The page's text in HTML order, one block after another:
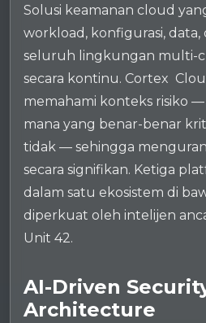
Solusi keamanan cloud
workload, konfigurasi, data,
seluruh lingkungan multi-
secara kontinu. Cortex
memahami konteks risiko
mana yang benar-benar
tidak — sehingga
secara signifikan. Ketiga
dalam satu ekosistem di
diperkuat oleh intelijen
Unit 42.
AI-Driven
Architecture